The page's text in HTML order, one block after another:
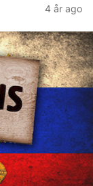
4 år ago